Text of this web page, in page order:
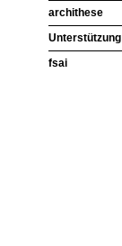
archithese
Unterstützung
fsai